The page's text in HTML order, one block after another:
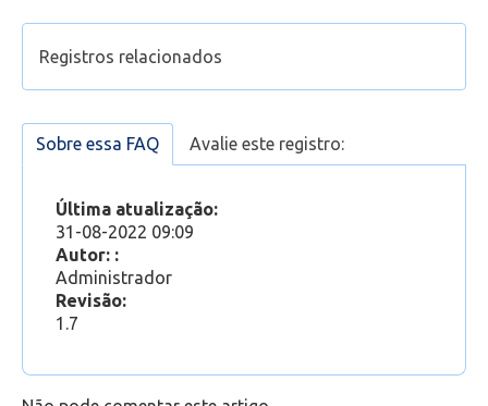
Registros relacionados
obrigatória, utilizando mensagem de texto (SMS)
Ao acessar o e-mail aparece a mensagem
Instalação Adobe
VOIP - Conta bloqueada
O que é o Office 365?
Sobre essa FAQ Avalie este registro:
Última atualização:
31-08-2022 09:09
Autor: :
Administrador
Revisão:
1.7